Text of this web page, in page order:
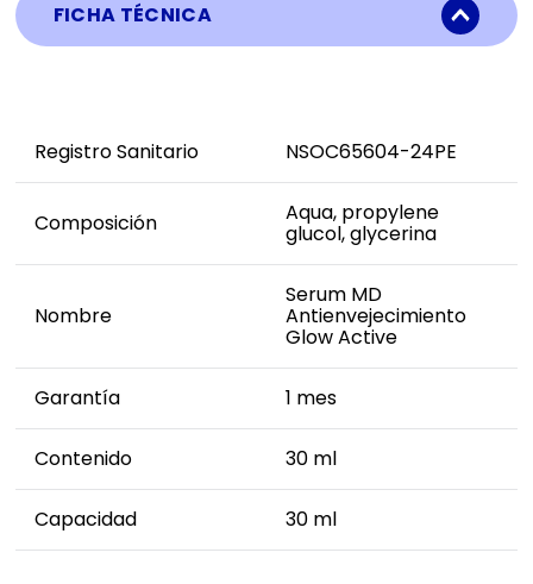
FICHA TÉCNICA
Registro Sanitario NSOC65604-24PE
Composición Aqua, propylene
glucol, glycerina
Nombre
Serum MD
Antienvejecimiento
Glow Active
Garantía 1 mes
Contenido 30 ml
Capacidad 30 ml